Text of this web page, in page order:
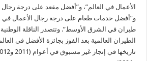
الأعمال في العالم”، و”أفضل مقعد على درجة رجال
و”أفضل خدمات طعام على درجة رجال الأعمال في
طيران في الشرق الأوسط”. وتتصدر الناقلة
الطيران العالمية بعد الفوز بجائزة الأفضل في